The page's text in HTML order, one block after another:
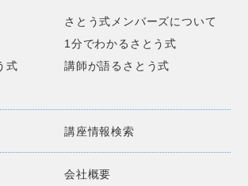
さとう式メンバーズについて
1分でわかるさとう式
式
講師が語るさとう式
講座情報検索
会社概要